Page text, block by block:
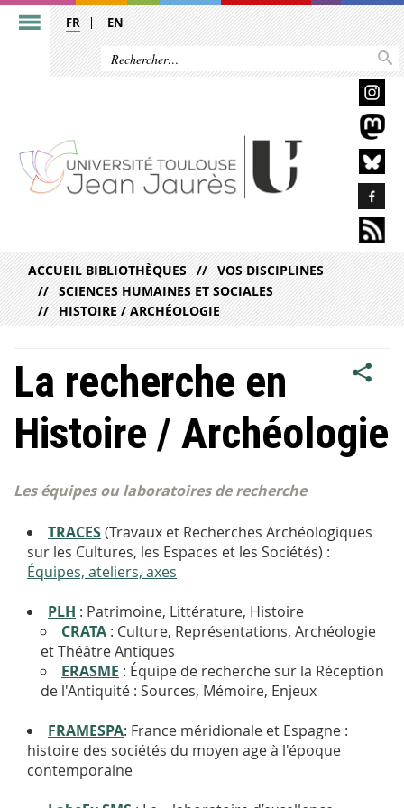
FR EN
ACCUEIL BIBLIOTHÈQUES
VOS DISCIPLINES
SCIENCES HUMAINES ET SOCIALES
HISTOIRE / ARCHÉOLOGIE
La recherche en
Histoire / Archéologie
Les équipes ou laboratoires de recherche
TRACES(Travaux et Recherches Archéologiques
sur les Cultures, les Espaces et les Sociétés) :
Équipes, ateliers, axes
PLH : Patrimoine, Littérature, Histoire
CRATA : Culture, Représentations, Archéologie
et ThéâtreAntiques
ERASME : Équipe de recherche sur la Réception
de l'Antiquité : Sources, Mémoire, Enjeux
FRAMESPA: France méridionale et Espagne :
histoire des sociétés du moyen age à l'époque
contemporaine